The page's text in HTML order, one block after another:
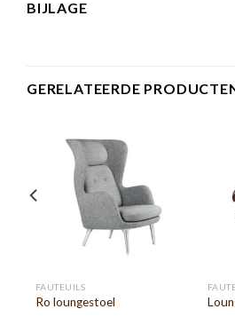
BIJLAGE
GERELATEERDE
FAUTEUILS
Ro loungestoel